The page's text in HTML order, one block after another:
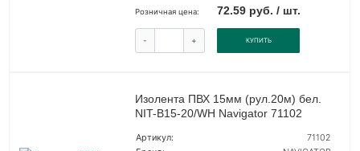
Розничная цена: 72.59 руб. / шт.
- + КУПИТЬ
Изолента ПВХ 15мм (рул.20м) бел.
NIT-B15-20/WH Navigator 71102
Артикул:
71102